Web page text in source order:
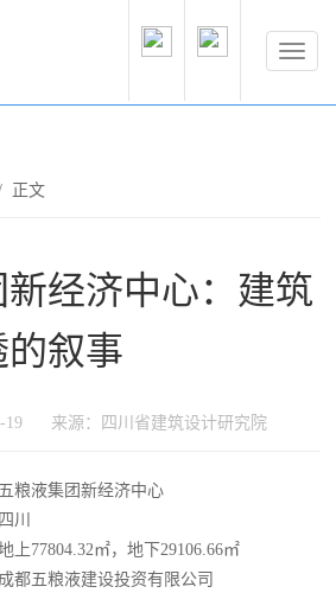
正文
经济中心：建筑
叙事
19 来源：四川省建筑设计研究院
五粮液集团新经济中心
四川
上77804.32㎡，地下29106.66㎡
成都五粮液建设投资有限公司